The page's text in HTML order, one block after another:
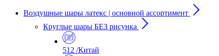
Воздушные шары латекс | основной ассортимент
Круглые шары БЕЗ рисунка
512 /Китай